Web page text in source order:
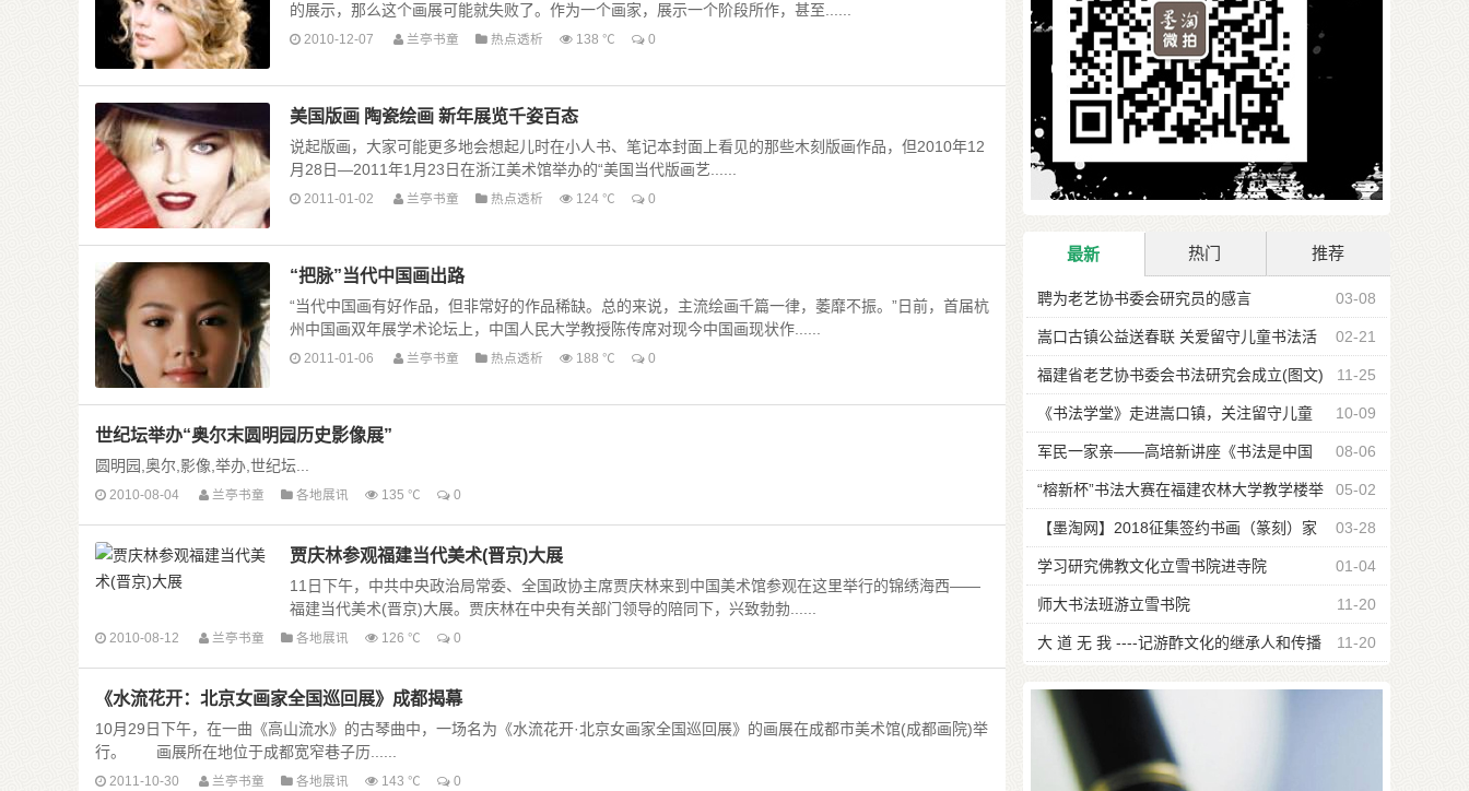
的展示，那么这个画展可能就失败了。作为一个画家，展示一个阶段所作，甚至......
2010-12-07 兰亭书童 热点透析 138 ℃ 0
美国版画 陶瓷绘画 新年展览千姿百态
说起版画，大家可能更多地会想起儿时在小人书、笔记本封面上看见的那些木刻版画作品，但2010年12
月28日—2011年1月23日在浙江美术馆举办的“美国当代版画艺......
2011-01-02 兰亭书童 热点透析 124 ℃ 0
“把脉”当代中国画出路
“当代中国画有好作品，但非常好的作品稀缺。总的来说，主流绘画千篇一律，萎靡不振。”日前，首届杭
州中国画双年展学术论坛上，中国人民大学教授陈传席对现今中国画现状作......
2011-01-06 兰亭书童 热点透析 188 ℃ 0
世纪坛举办“奥尔末圆明园历史影像展”
圆明园,奥尔,影像,举办,世纪坛...
2010-08-04 兰亭书童 各地展讯 135 ℃ 0
贾庆林参观福建当代美术(晋京)大展
11日下午，中共中央政治局常委、全国政协主席贾庆林来到中国美术馆参观在这里举行的锦绣海西——
福建当代美术(晋京)大展。贾庆林在中央有关部门领导的陪同下，兴致勃勃......
2010-08-12 兰亭书童 各地展讯 126 ℃ 0
《水流花开：北京女画家全国巡回展》成都揭幕
10月29日下午，在一曲《高山流水》的古琴曲中，一场名为《水流花开·北京女画家全国巡回展》的画展在成都市美术馆(成都画院)举
行。 画展所在地位于成都宽窄巷子历......
2011-10-30 兰亭书童 各地展讯 143 ℃ 0
最新 热门 推荐
03-08
聘为老艺协书委会研究员的感言
02-21
嵩口古镇公益送春联 关爱留守儿童书法活
动 11-25
福建省老艺协书委会书法研究会成立(图文)
10-09
《书法学堂》走进嵩口镇，关注留守儿童
08-06
军民一家亲——高培新讲座《书法是中国
瑰宝》 05-02
“榕新杯”书法大赛在福建农林大学教学楼举
行 03-28
【墨淘网】2018征集签约书画（篆刻）家
公告 01-04
学习研究佛教文化立雪书院进寺院
11-20
师大书法班游立雪书院
11-20
大 道 无 我 ----记游酢文化的继承人和传播